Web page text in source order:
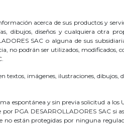
acerca de sus productos y
dibujos, diseños y cualquiera otra
SAC o alguna de sus
no podrán ser utilizados,
imágenes, ilustraciones,
espontánea y sin previa solicitud a
PGA DESARROLLADORES SAC si
no están protegidas por ninguna